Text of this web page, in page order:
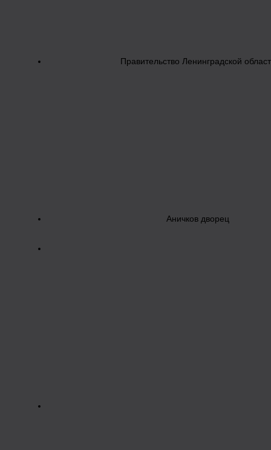
Правительство Ленинградской
Аничков дворец